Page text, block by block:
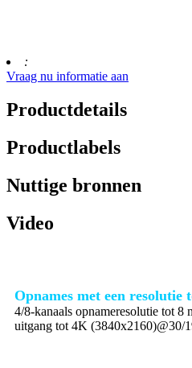
:
Vraag nu informatie aan
Productdetails
Productlabels
Nuttige bronnen
Video
Opnames met een resolutie
4/8-kanaals opnameresolutie tot
uitgang tot 4K (3840x2160)@30/